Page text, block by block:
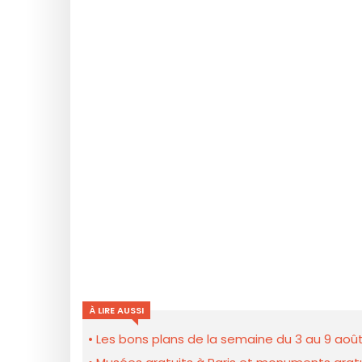
À LIRE AUSSI
Les bons plans de la semaine du 3 au 9